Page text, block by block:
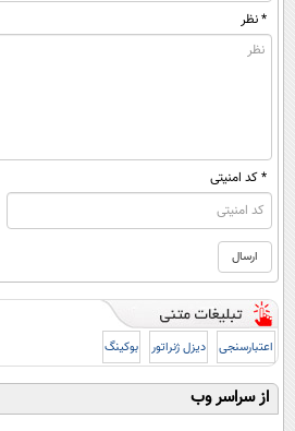
* نظر
* کد امنیتی
اعتبارسنجی دیزل ژنراتور بوکینگ
از سراسر وب